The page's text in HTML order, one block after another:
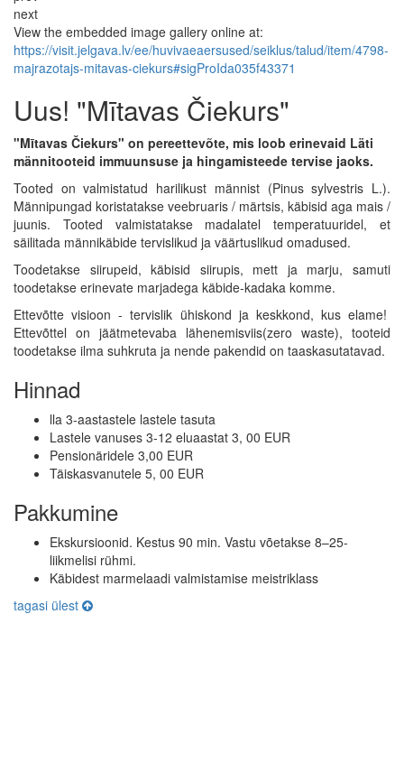
next
View the embedded image gallery online at:
https://visit.jelgava.lv/ee/huvivaeaersused/seiklus/talud/item/4798-
majrazotajs-mitavas-ciekurs#sigProIda035f43371
Uus! "Mītavas Čiekurs"
"Mītavas Čiekurs" on pereettevõte, mis loob erinevaid Läti
männitooteid immuunsuse ja hingamisteede tervise jaoks.
Tooted on valmistatud harilikust männist (Pinus sylvestris L.).
Männipungad koristatakse veebruaris / märtsis, käbisid aga mais /
juunis. Tooted valmistatakse madalatel temperatuuridel, et
säilitada männikäbide tervislikud ja väärtuslikud omadused.
Toodetakse siirupeid, käbisid siirupis, mett ja marju, samuti
toodetakse erinevate marjadega käbide-kadaka komme.
Ettevõtte visioon - tervislik ühiskond ja keskkond, kus elame!
Ettevõttel on jäätmetevaba lähenemisviis(zero waste), tooteid
toodetakse ilma suhkruta ja nende pakendid on taaskasutatavad.
Hinnad
lla 3-aastastele lastele tasuta
Lastele vanuses 3-12 eluaastat 3, 00 EUR
Pensionäridele 3,00 EUR
Täiskasvanutele 5, 00 EUR
Pakkumine
Ekskursioonid. Kestus 90 min. Vastu võetakse 8–25-
liikmelisi rühmi.
Käbidest marmelaadi valmistamise meistriklass
tagasi ülest